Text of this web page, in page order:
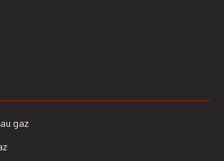
gaz